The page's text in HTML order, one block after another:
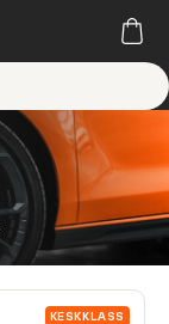
KESKKLASS